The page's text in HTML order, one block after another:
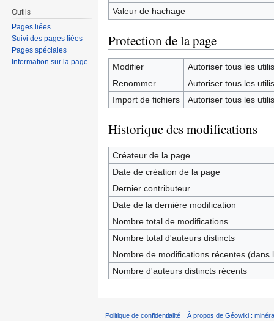
Valeur de hachage
Protection de la page
Modifier
Autoriser tous les
Renommer
Autoriser tous les
Import de fichiers
Autoriser tous les
Historique des modifications
Créateur de la page
Date de création de la page
Dernier contributeur
Date de la dernière modification
Nombre total de modifications
Nombre total d'auteurs distincts
Nombre de modifications récentes (dans
Nombre d'auteurs distincts récents
Outils
Pages liées
Suivi des pages liées
Pages spéciales
Information sur la page
Politique de confidentialité À propos de Géowiki :